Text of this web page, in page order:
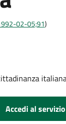
02-05;91)
Accedi al servizio